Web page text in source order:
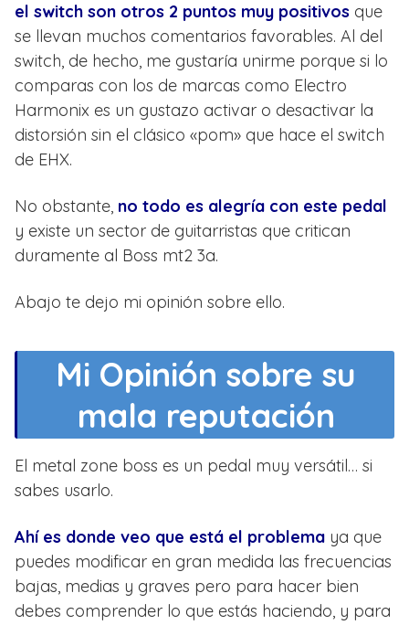
el switch son otros 2 puntos muy positivos que
se llevan muchos comentarios favorables. Al del
switch, de hecho, me gustaría unirme porque si lo
comparas con los de marcas como Electro
Harmonix es un gustazo activar o desactivar la
distorsión sin el clásico «pom» que hace el switch
de EHX.
No obstante, no todo es alegría con este pedal
y existe un sector de guitarristas que critican
duramente al Boss mt2 3a.
Abajo te dejo mi opinión sobre ello.
Mi Opinión sobre su
mala reputación
El metal zone boss es un pedal muy versátil… si
sabes usarlo.
Ahí es donde veo que está el problema ya que
puedes modificar en gran medida las frecuencias
bajas, medias y graves pero para hacer bien
debes comprender lo que estás haciendo, y para